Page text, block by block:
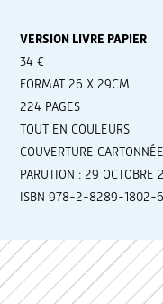
VERSION LIVRE PAPIER
34 €
FORMAT 26 X 29CM
224 PAGES
TOUT EN COULEURS
COUVERTURE CARTONNÉE
PARUTION : 29 OCTOBRE
ISBN 978-2-8289-1802-6